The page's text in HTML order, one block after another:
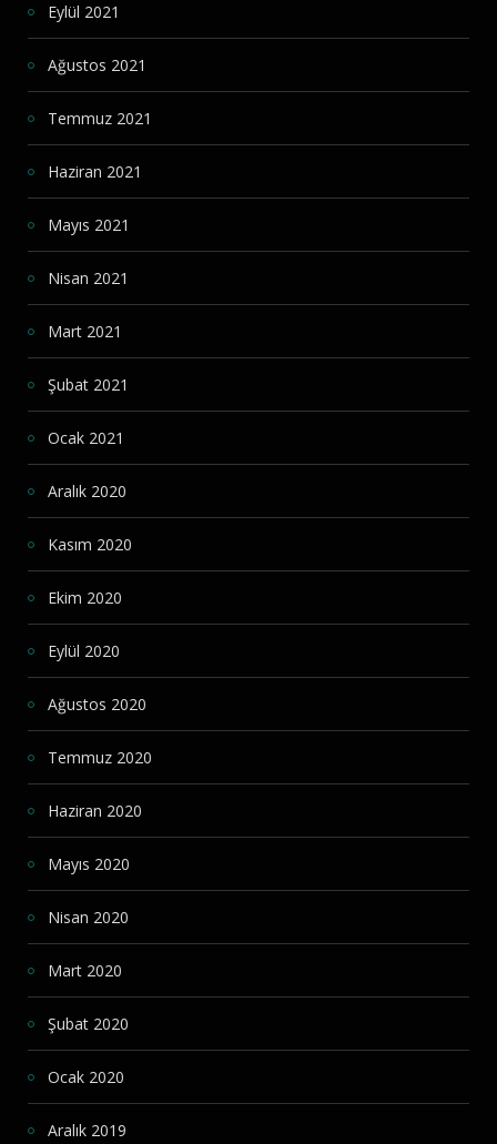
Eylül 2021
Ağustos 2021
Temmuz 2021
Haziran 2021
Mayıs 2021
Nisan 2021
Mart 2021
Şubat 2021
Ocak 2021
Aralık 2020
Kasım 2020
Ekim 2020
Eylül 2020
Ağustos 2020
Temmuz 2020
Haziran 2020
Mayıs 2020
Nisan 2020
Mart 2020
Şubat 2020
Ocak 2020
Aralık 2019